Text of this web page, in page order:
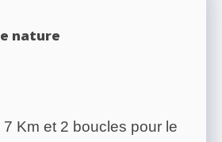
nature
Km et 2 boucles pour le